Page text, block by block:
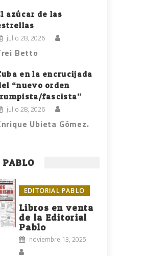
azúcar de las
julio 28, 2026
Betto
en la encrucijada
“nuevo orden
fascista”
julio 28, 2026
Ubieta Gómez.
PABLO
EDITORIAL PABLO
Libros en venta
de la Editorial
Pablo
noviembre 13, 2025